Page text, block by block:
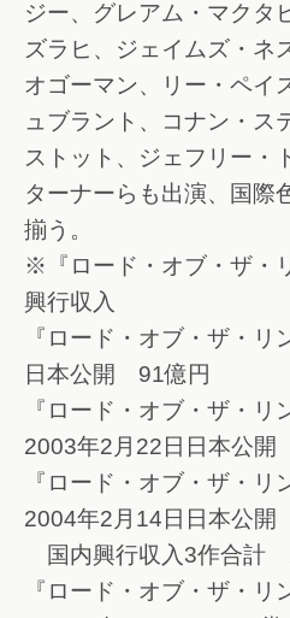
ジー、グレアム・マクタ
ズラヒ、ジェイムズ・ネ
オゴーマン、リー・ペイ
ュブラント、コナン・ス
ストット、ジェフリー・
ターナーらも出演、国際
揃う。
※『ロード・オブ・ザ・
興行収入
『ロード・オブ・ザ・
日本公開 91億円
『ロード・オブ・ザ・
2003年2月22日日本公
『ロード・オブ・ザ・
2004年2月14日日本公
国内興行収入3作合計
『ロード・オブ・ザ・リ